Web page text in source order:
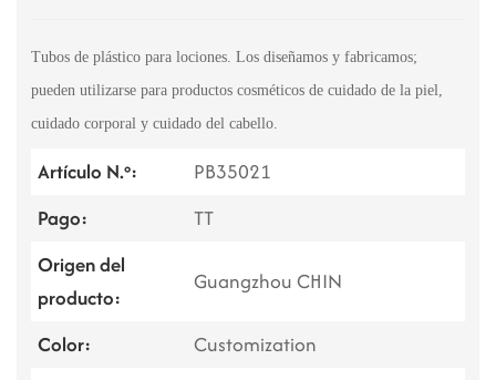
Tubos de plástico para lociones. Los diseñamos y fabricamos;
pueden utilizarse para productos cosméticos de cuidado de la piel,
cuidado corporal y cuidado del cabello.
Artículo N.º:
PB35021
Pago:
TT
Origen del
producto:
Guangzhou CHIN
Color:
Customization